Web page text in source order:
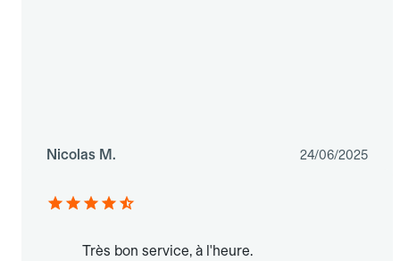
Nicolas M. 24/06/2025
Très bon service, à l'heure.